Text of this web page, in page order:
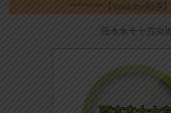
*********【Youtube頻道
雨木木十十方商